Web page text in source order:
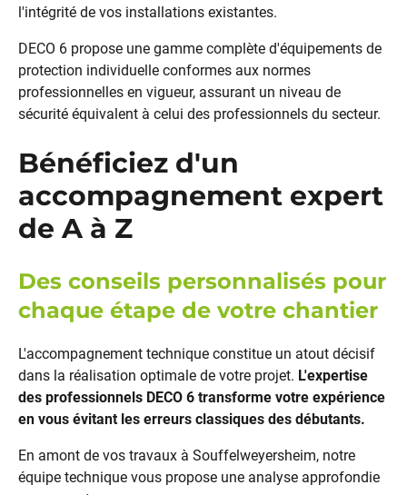
l'intégrité de vos installations existantes.
DECO 6 propose une gamme complète d'équipements de
protection individuelle conformes aux normes
professionnelles en vigueur, assurant un niveau de
sécurité équivalent à celui des professionnels du secteur.
Bénéficiez d'un
accompagnement expert
de A à Z
Des conseils personnalisés pour
chaque étape de votre chantier
L'accompagnement technique constitue un atout décisif
dans la réalisation optimale de votre projet. L'expertise
des professionnels DECO 6 transforme votre expérience
en vous évitant les erreurs classiques des débutants.
En amont de vos travaux à Souffelweyersheim, notre
équipe technique vous propose une analyse approfondie